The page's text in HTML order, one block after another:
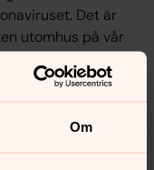
Om
Det är
utomhus på vår
S:t Olofs kapell,
närvarande.
ceremonier
kan bli problem